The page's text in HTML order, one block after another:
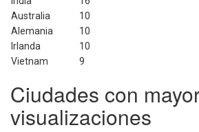
Australia
10
Alemania
10
Irlanda
10
Vietnam
9
Ciudades con
visualizaciones